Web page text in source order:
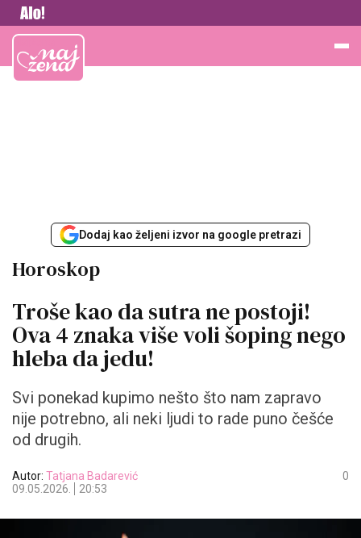
Vesti
Najžena
Dodaj kao željeni izvor na google pretrazi
Horoskop
Troše kao da sutra ne postoji!
Ova 4 znaka više voli šoping nego
hleba da jedu!
Svi ponekad kupimo nešto što nam zapravo
nije potrebno, ali neki ljudi to rade puno češće
od drugih.
Autor: Tatjana Badarević
09.05.2026.
20:53
0